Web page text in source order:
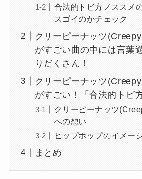
合法的トビ方ノススメ
スゴイのかチェック
クリーピーナッツ
がすごい曲の中には言葉
りだくさん！
クリーピーナッツ
がすごい！「合法的トビ
クリーピーナッツ
への想い
ヒップホップのイメー
まとめ